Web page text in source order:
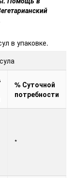
в упаковке.
% Суточной
потребности
*